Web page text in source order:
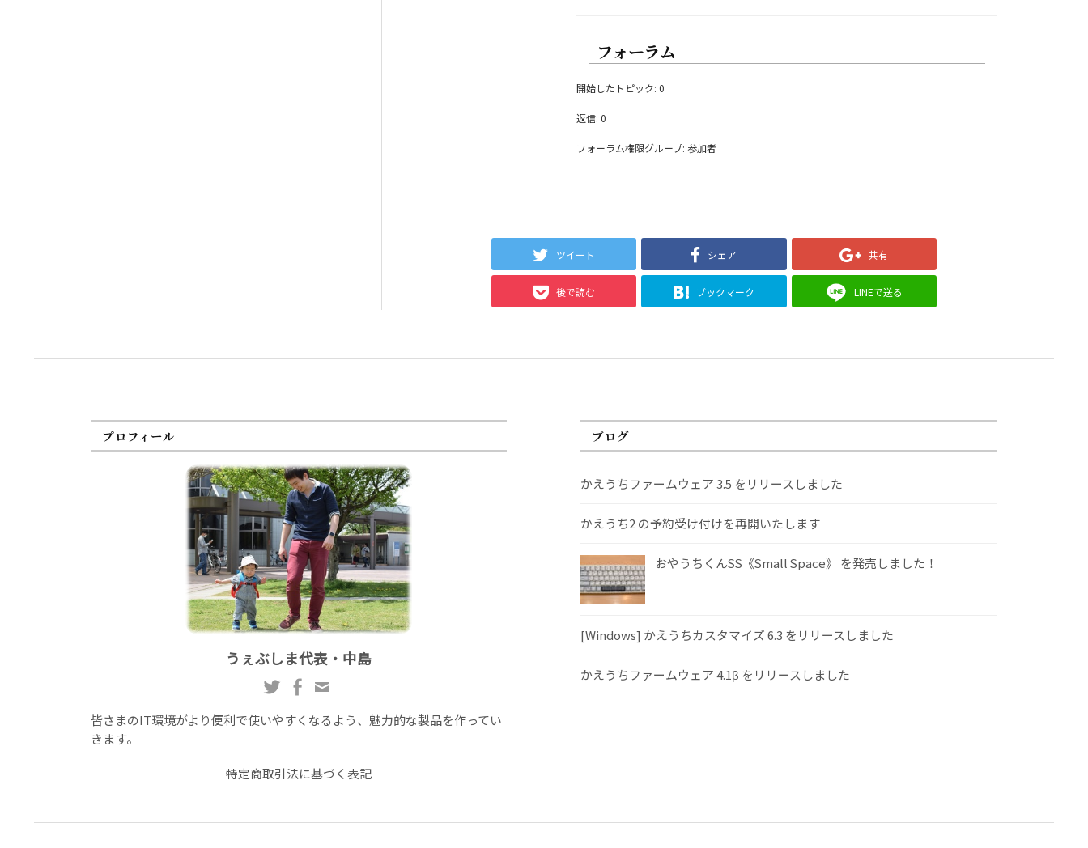
フォーラム
開始したトピック: 0
返信: 0
フォーラム権限グループ: 参加者
ツイート シェア 共有
後で読む ブックマーク LINEで送る
プロフィール
うぇぶしま代表・中島
皆さまのIT環境がより便利で使いやすくなるよう、魅力的な製品を作ってい
きます。
特定商取引法に基づく表記
ブログ
かえうちファームウェア 3.5 をリリースしました
かえうち2 の予約受け付けを再開いたします
おやうちくんSS《Small Space》 を発売しました！
[Windows] かえうちカスタマイズ 6.3 をリリースしました
かえうちファームウェア 4.1β をリリースしました